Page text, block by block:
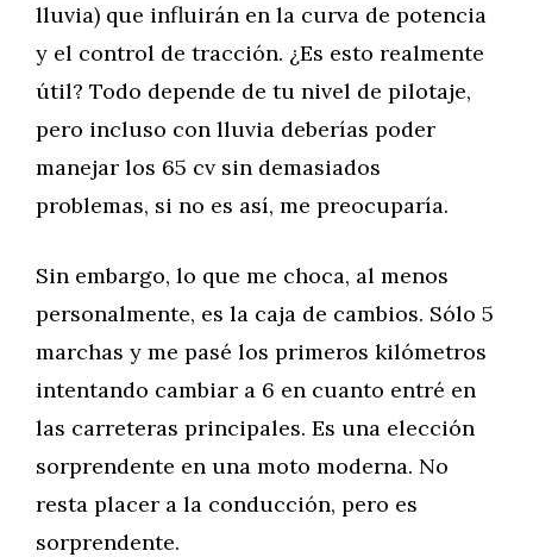
lluvia) que influirán en la curva de potencia
y el control de tracción. ¿Es esto realmente
útil? Todo depende de tu nivel de pilotaje,
pero incluso con lluvia deberías poder
manejar los 65 cv sin demasiados
problemas, si no es así, me preocuparía.
Sin embargo, lo que me choca, al menos
personalmente, es la caja de cambios. Sólo 5
marchas y me pasé los primeros kilómetros
intentando cambiar a 6 en cuanto entré en
las carreteras principales. Es una elección
sorprendente en una moto moderna. No
resta placer a la conducción, pero es
sorprendente.